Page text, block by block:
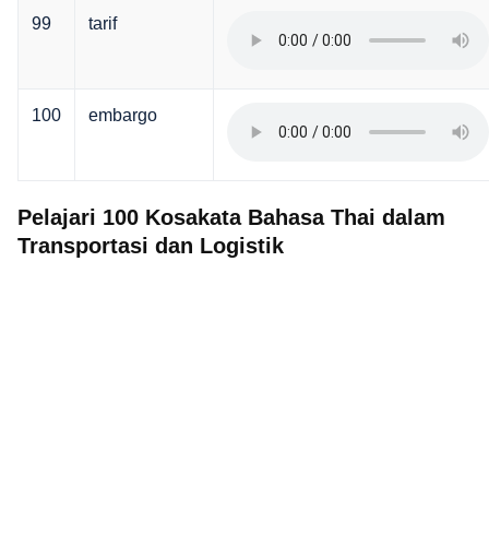
99 tarif
100 embargo
Pelajari 100 Kosakata Bahasa Thai dalam
Transportasi dan Logistik